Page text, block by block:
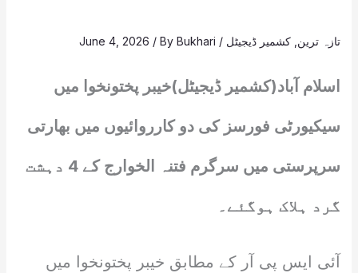
تازہ ترین کشمیر ڈیجیٹل /
June 4, 2026 / ByBukhari
اسلام آباد(کشمیر ڈیجیٹل)خیبر پختونخوا میں
سیکیورٹی فورسز کی دو کارروائیوں میں بھارتی
سرپرستی میں سرگرم فتنہ الخوارج کے 4 دہشت
گرد ہلاک ہوگئے۔
آئی ایس پی آر کے مطابق خیبر پختونخوا میں